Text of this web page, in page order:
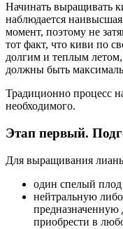
Начинать выращивать
наблюдается
момент, поэтому не
тот факт, что киви по
долгим и теплым летом,
должны быть
Традиционно процесс
необходимого.
Этап первый.
Для выращивания
один спелый
нейтральную
предназначенную
приобрести в